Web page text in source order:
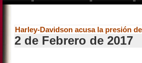
Harley-Davidson acusa la presión
2 de Febrero de 2017